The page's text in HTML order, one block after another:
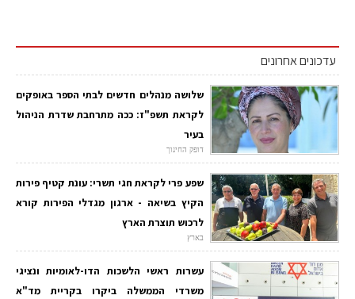
עדכונים אחרונים
שלושה מנהלים חדשים לבתי הספר באופקים
לקראת תשפ"ז: ככה מתרחבת שדרת הניהול
בעיר
דופק החינוך
שפע פרי לקראת חגי תשרי: עונת קטיף פירות
הקיץ בשיאה - ארגון מגדלי הפירות קורא
לרכוש תוצרת הארץ
בארץ
עשרות ראשי הלשכות הדו-לאומיות ונציגי
משרדי הממשלה ביקרו בקריית מד"א